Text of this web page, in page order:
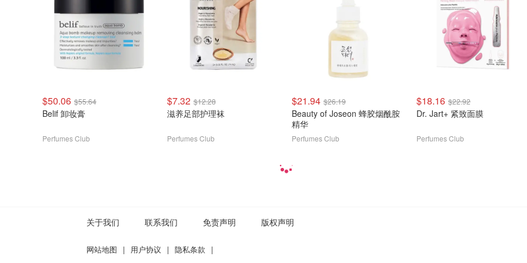
$50.06 $55.64
Belif 卸妆膏
Perfumes Club
$7.32 $12.28
滋养足部护理袜
Perfumes Club
$21.94 $26.19
Beauty of Joseon 蜂胶烟酰胺
精华
Perfumes Club
$18.16 $22.92
Dr. Jart+ 紧致面膜
Perfumes Club
关于我们 联系我们 免责声明 版权声明
网站地图 | 用户协议 | 隐私条款 |